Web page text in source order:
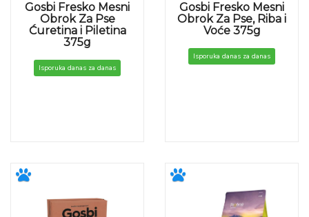
Gosbi Fresko Mesni
Obrok Za Pse
Ćuretina i Piletina
375g
Isporuka danas za danas
Gosbi Fresko Mesni
Obrok Za Pse, Riba i
Voće 375g
Isporuka danas za danas